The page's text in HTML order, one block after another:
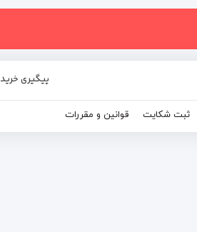
پیگیری خرید
ثبت شکایت قوانین و مقررات